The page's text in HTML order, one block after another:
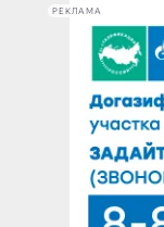
РЕКЛАМА